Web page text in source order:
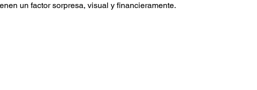
un factor sorpresa, visual y financieramente.